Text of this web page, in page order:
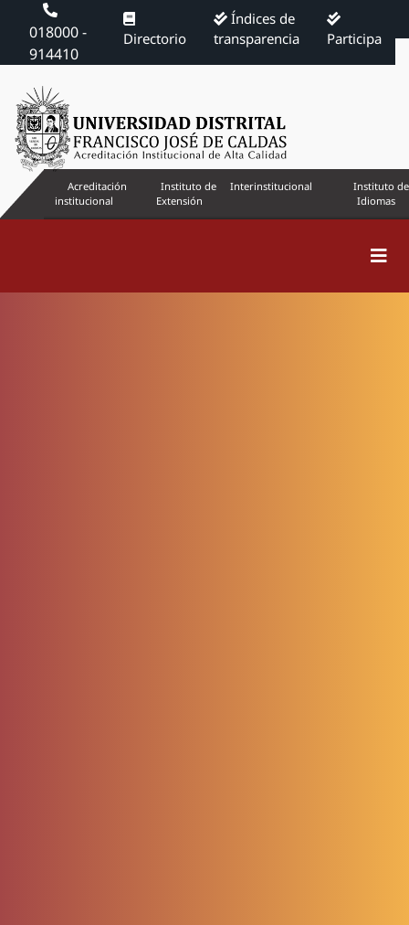
018000 -
914410
Directorio
Índices de
transparencia
Participa
Acreditación
institucional
Instituto de
Extensión
Interinstitucional
Instituto de
Idiomas